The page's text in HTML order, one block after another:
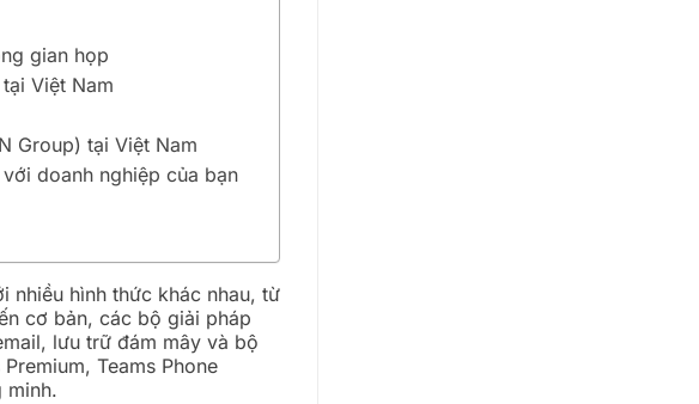
gian họp
Việt Nam
Group) tại Việt Nam
doanh nghiệp của bạn
nhiều hình thức khác nhau, từ
cơ bản, các bộ giải pháp
lưu trữ đám mây và bộ
Teams Phone
minh.